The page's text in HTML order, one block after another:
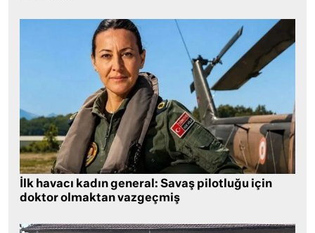
İlk havacı kadın general: Savaş pilotluğu için
doktor olmaktan vazgeçmiş